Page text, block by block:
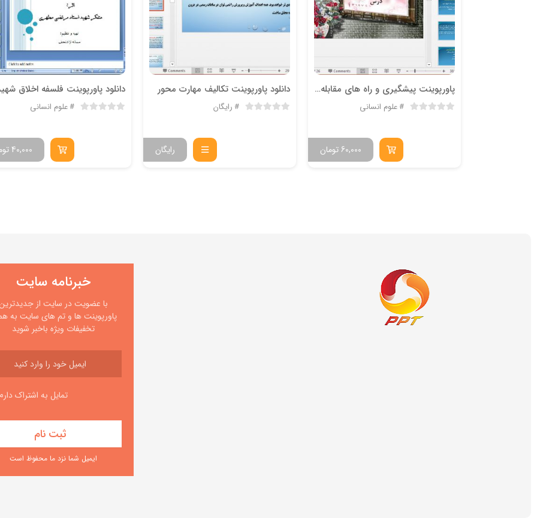
پاورپوینت پیشگیری و راه های مقابله با مشکلات رفتاری دانش آموزان
علوم انسانی
تومان 60,000
دانلود پاورپوینت تکالیف مهارت محور
رایگان
رایگان
علوم انسانی
40,000
خبرنامه سایت
با عضویت در سایت از
پاورپوینت ها و تم های سایت به
تخفیفات ویژه باخبر شوید
تمایل به اشتراک
ایمیل شما نزد ما محفوظ است